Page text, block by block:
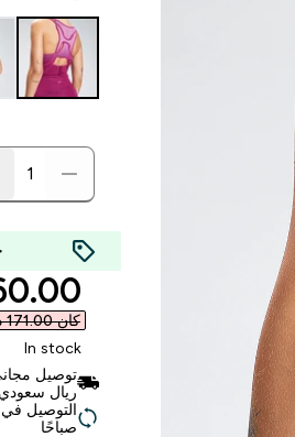
AED‎
كان ‏171.00 د.إ.‏‎
In stock
ريال سعودي
صباحًا